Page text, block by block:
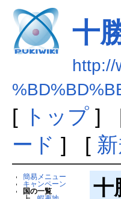
十
http://
[ トップ]
ード ] [
簡易メニュー
キャンペーン
国の一覧
十